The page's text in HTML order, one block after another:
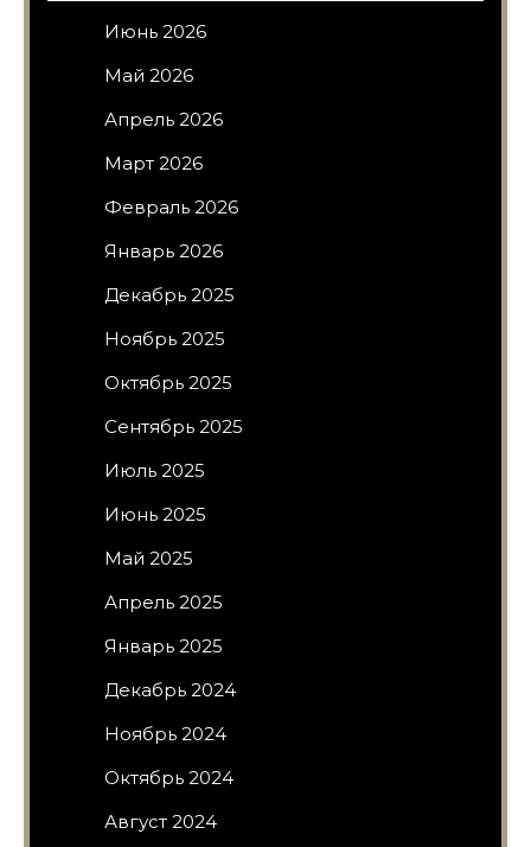
Июнь 2026
Май 2026
Апрель 2026
Март 2026
Февраль 2026
Январь 2026
Декабрь 2025
Ноябрь 2025
Октябрь 2025
Сентябрь 2025
Июль 2025
Июнь 2025
Май 2025
Апрель 2025
Январь 2025
Декабрь 2024
Ноябрь 2024
Октябрь 2024
Август 2024